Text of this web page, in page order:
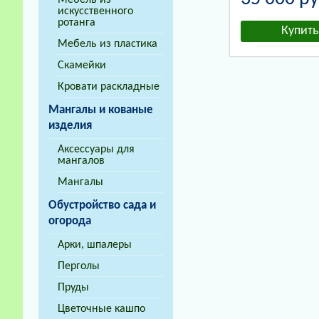
искусственного
ротанга
Мебель из пластика
Скамейки
Кровати раскладные
Мангалы и кованые
изделия
Аксессуары для
мангалов
Мангалы
Обустройство сада и
огорода
Арки, шпалеры
Перголы
Пруды
Цветочные кашпо